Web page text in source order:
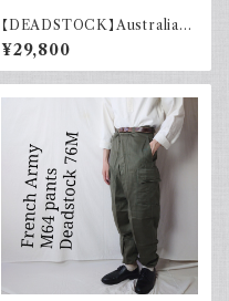
【DEADSTOCK】Australian
army オーストラリア軍 グルカ
ショーツ 40s デッドストック フ
ラッシャー付き ユーロヴィンテ
¥29,800